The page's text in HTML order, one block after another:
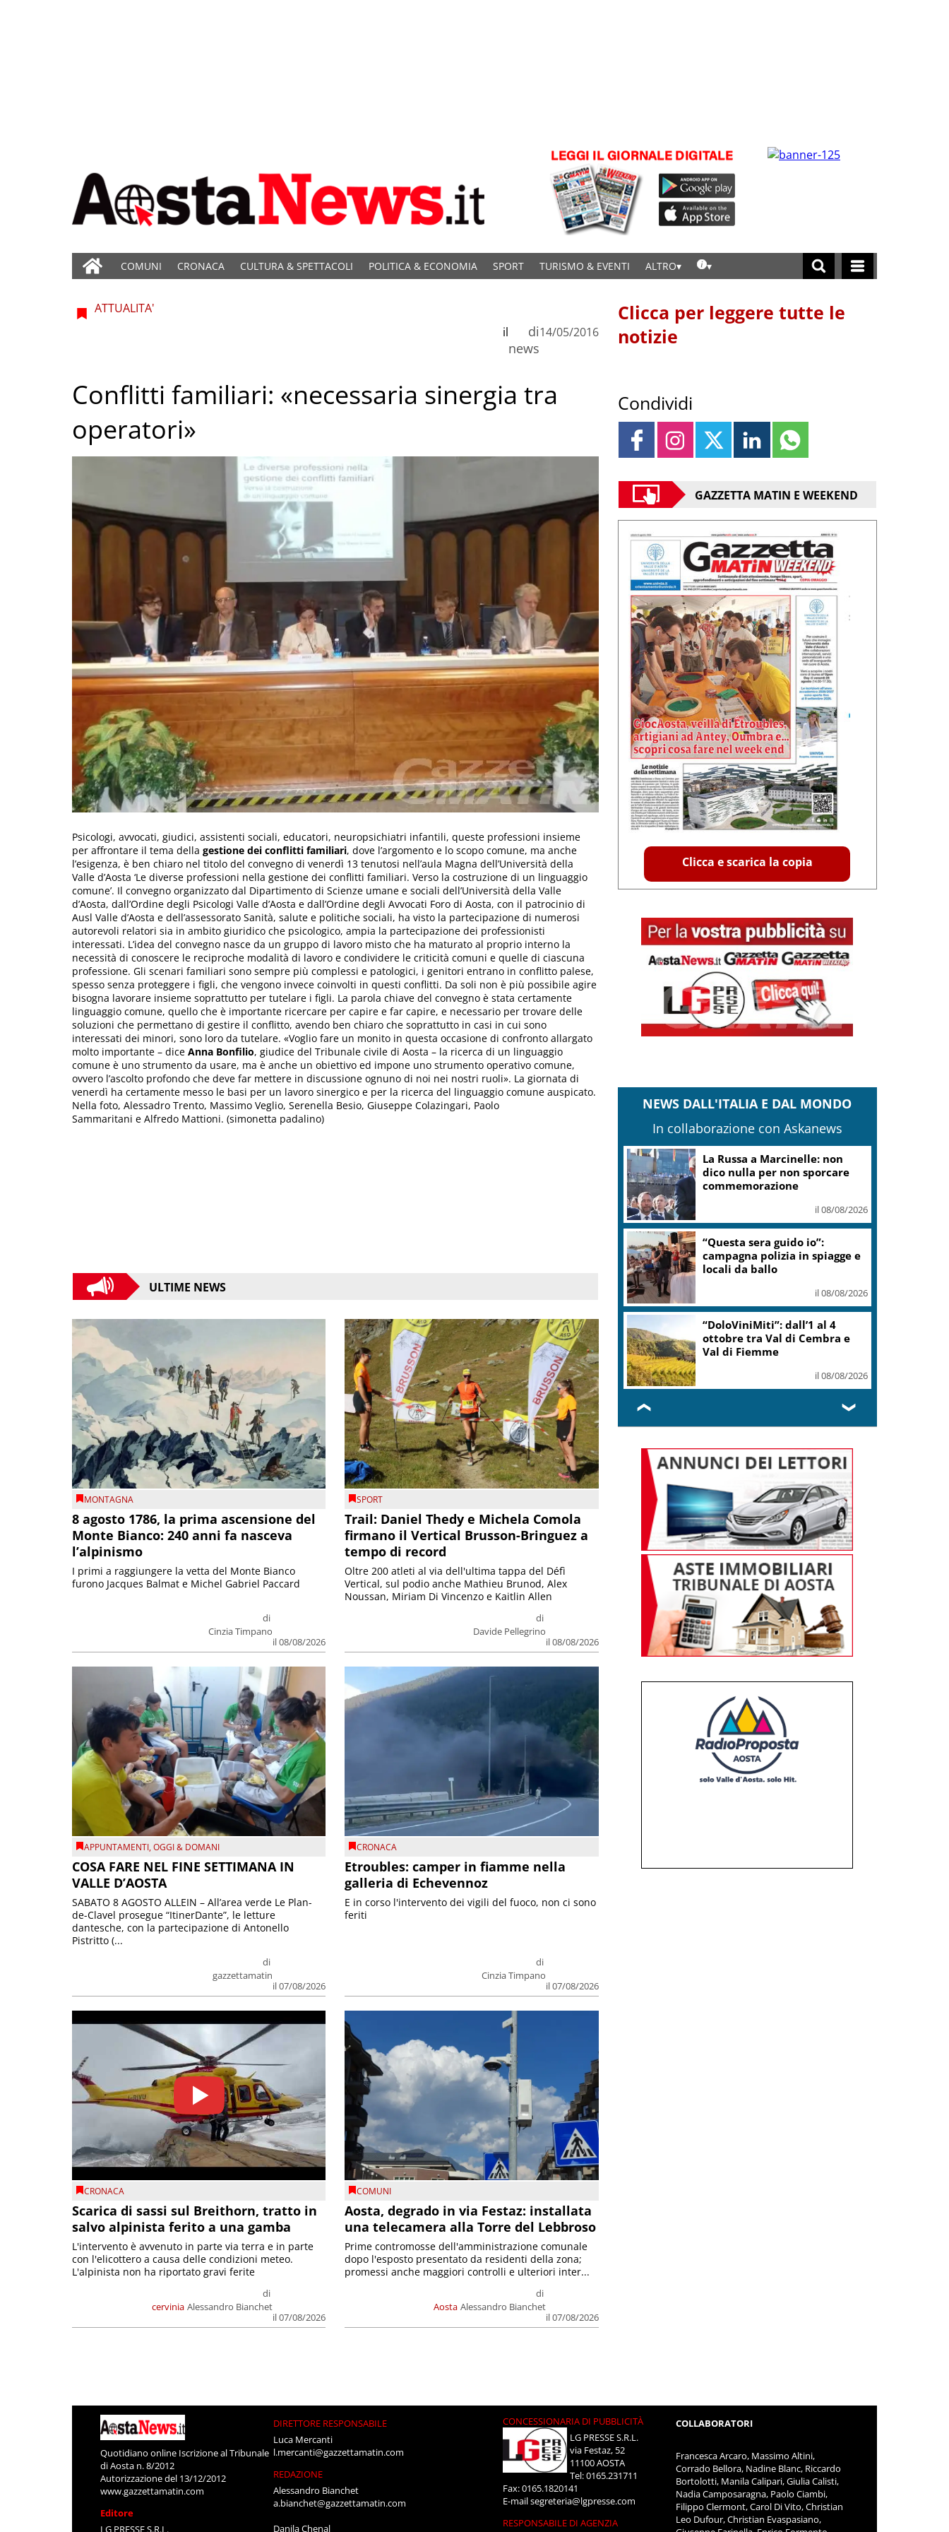
COMUNI CRONACA CULTURA & SPETTACOLI POLITICA & ECONOMIA SPORT TURISMO & EVENTI ALTRO
ATTUALITA'
di
news
il 14/05/2016
Conflitti familiari: «necessaria sinergia tra
operatori»
Psicologi, avvocati, giudici, assistenti sociali, educatori, neuropsichiatri infantili, queste professioni insieme
per affrontare il tema della gestione dei conflitti familiari, dove l’argomento e lo scopo comune, ma anche
l’esigenza, è ben chiaro nel titolo del convegno di venerdì 13 tenutosi nell’aula Magna dell’Università della
Valle d’Aosta ‘Le diverse professioni nella gestione dei conflitti familiari. Verso la costruzione di un linguaggio
comune’. Il convegno organizzato dal Dipartimento di Scienze umane e sociali dell’Università della Valle
d’Aosta, dall’Ordine degli Psicologi Valle d’Aosta e dall’Ordine degli Avvocati Foro di Aosta, con il patrocinio di
Ausl Valle d’Aosta e dell’assessorato Sanità, salute e politiche sociali, ha visto la partecipazione di numerosi
autorevoli relatori sia in ambito giuridico che psicologico, ampia la partecipazione dei professionisti
interessati. L’idea del convegno nasce da un gruppo di lavoro misto che ha maturato al proprio interno la
necessità di conoscere le reciproche modalità di lavoro e condividere le criticità comuni e quelle di ciascuna
professione. Gli scenari familiari sono sempre più complessi e patologici, i genitori entrano in conflitto palese,
spesso senza proteggere i figli, che vengono invece coinvolti in questi conflitti. Da soli non è più possibile agire
bisogna lavorare insieme soprattutto per tutelare i figli. La parola chiave del convegno è stata certamente
linguaggio comune, quello che è importante ricercare per capire e far capire, e necessario per trovare delle
soluzioni che permettano di gestire il conflitto, avendo ben chiaro che soprattutto in casi in cui sono
interessati dei minori, sono loro da tutelare. «Voglio fare un monito in questa occasione di confronto allargato
molto importante – dice Anna Bonfilio, giudice del Tribunale civile di Aosta – la ricerca di un linguaggio
comune è uno strumento da usare, ma è anche un obiettivo ed impone uno strumento operativo comune,
ovvero l’ascolto profondo che deve far mettere in discussione ognuno di noi nei nostri ruoli». La giornata di
venerdì ha certamente messo le basi per un lavoro sinergico e per la ricerca del linguaggio comune auspicato.
Nella foto, Alessadro Trento, Massimo Veglio, Serenella Besio, Giuseppe Colazingari, Paolo
Sammaritani e Alfredo Mattioni. (simonetta padalino)
ULTIME NEWS
MONTAGNA
8 agosto 1786, la prima ascensione del
Monte Bianco: 240 anni fa nasceva
l’alpinismo
di
Cinzia Timpano
il 08/08/2026
I primi a raggiungere la vetta del Monte Bianco
furono Jacques Balmat e Michel Gabriel Paccard
SPORT
Trail: Daniel Thedy e Michela Comola
firmano il Vertical Brusson-Bringuez a
tempo di record
di
Davide Pellegrino
il 08/08/2026
Oltre 200 atleti al via dell'ultima tappa del Défì
Vertical, sul podio anche Mathieu Brunod, Alex
Noussan, Miriam Di Vincenzo e Kaitlin Allen
APPUNTAMENTI,OGGI & DOMANI
COSA FARE NEL FINE SETTIMANA IN
VALLE D’AOSTA
di
gazzettamatin
il 07/08/2026
SABATO 8 AGOSTO ALLEIN – All’area verde Le Plan-
de-Clavel prosegue “ItinerDante”, le letture
dantesche, con la partecipazione di Antonello
Pistritto (...
CRONACA
Etroubles: camper in fiamme nella
galleria di Echevennoz
di
Cinzia Timpano
il 07/08/2026
E in corso l'intervento dei vigili del fuoco, non ci sono
feriti
CRONACA
Scarica di sassi sul Breithorn, tratto in
salvo alpinista ferito a una gamba
cervinia
di
Alessandro Bianchet
il 07/08/2026
L'intervento è avvenuto in parte via terra e in parte
con l'elicottero a causa delle condizioni meteo.
L'alpinista non ha riportato gravi ferite
COMUNI
Aosta, degrado in via Festaz: installata
una telecamera alla Torre del Lebbroso
Aosta
di
Alessandro Bianchet
il 07/08/2026
Prime contromosse dell'amministrazione comunale
dopo l'esposto presentato da residenti della zona;
promessi anche maggiori controlli e ulteriori inter...
Clicca per leggere tutte le
notizie
Condividi
GAZZETTA MATIN E WEEKEND
Clicca e scarica la copia
NEWS DALL'ITALIA E DAL MONDO
In collaborazione con Askanews
La Russa a Marcinelle: non
dico nulla per non sporcare
commemorazione
il 08/08/2026
“Questa sera guido io”:
campagna polizia in spiagge e
locali da ballo
il 08/08/2026
“DoloViniMiti”: dall’1 al 4
ottobre tra Val di Cembra e
Val di Fiemme
il 08/08/2026
❮ ❯
Quotidiano online Iscrizione al Tribunale
di Aosta n. 8/2012
Autorizzazione del 13/12/2012
www.gazzettamatin.com
Editore
LG PRESSE S.R.L.
DIRETTORE RESPONSABILE
Luca Mercanti
l.mercanti@gazzettamatin.com
REDAZIONE
Alessandro Bianchet
a.bianchet@gazzettamatin.com
Danila Chenal
CONCESSIONARIA DI PUBBLICITÀ
LG PRESSE S.R.L.
via Festaz, 52
11100 AOSTA
Tel: 0165.231711
Fax: 0165.1820141
E-mailsegreteria@lgpresse.com
RESPONSABILE DI AGENZIA
COLLABORATORI
Francesca Arcaro, Massimo Altini,
Corrado Bellora, Nadine Blanc, Riccardo
Bortolotti, Manila Calipari, Giulia Calisti,
Nadia Camposaragna, Paolo Ciambi,
Filippo Clermont, Carol Di Vito, Christian
Leo Dufour, Christian Evaspasiano,